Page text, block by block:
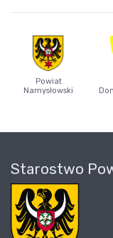
Powiat
Namysłowski
Starostwo